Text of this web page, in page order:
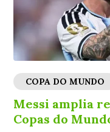
COPA DO MUNDO
Messi amplia
Copas do